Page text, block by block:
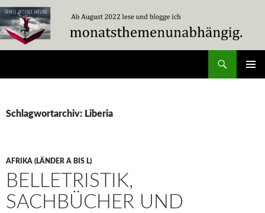
Zum
Inhalt
springen
Schlagwortarchiv: Liberia
AFRIKA (LÄNDER A BIS L)
BELLETRISTIK,
SACHBÜCHER UND